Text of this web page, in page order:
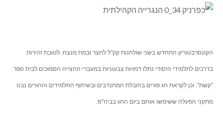
הקונסרבטוריון התחדש בשני שולחנות קק"ל לחצר ובמת מנצח. לטובת זהירות
בדרכים לתלמידי היסודי נתלו דמויות צבעוניות במעברי החצייה הסמוכים לבית ספר
"קשת". וכן לקראת חג פורים בהובלת המתנדבים ובשיתוף התלמידים וההורים נבנו
מתקני הפעלה ששימשו אותם ביום החג בביה"ס.